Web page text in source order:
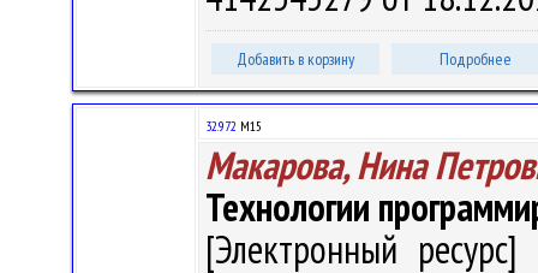
Добавить в корзину Подробнее
32.972 М15
Макарова, Нина
Технологии
[Электронный